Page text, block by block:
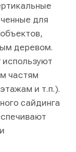
для
деревом.
частям
и т.п.).
сайдинга